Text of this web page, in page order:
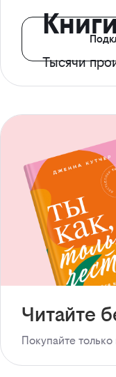
Тысячи
с доступом
Читайте
Покупайте